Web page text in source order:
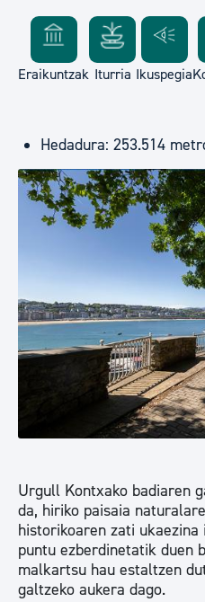
Eraikuntzak Iturria Ikuspegia
Hedadura: 253.514
Urgull Kontxako badiaren
da, hiriko paisaia
historikoaren zati
puntu ezberdinetatik duen
malkartsu hau estaltzen
galtzeko aukera dago.